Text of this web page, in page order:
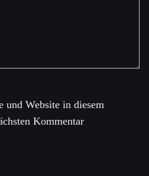
und Website in diesem
Kommentar